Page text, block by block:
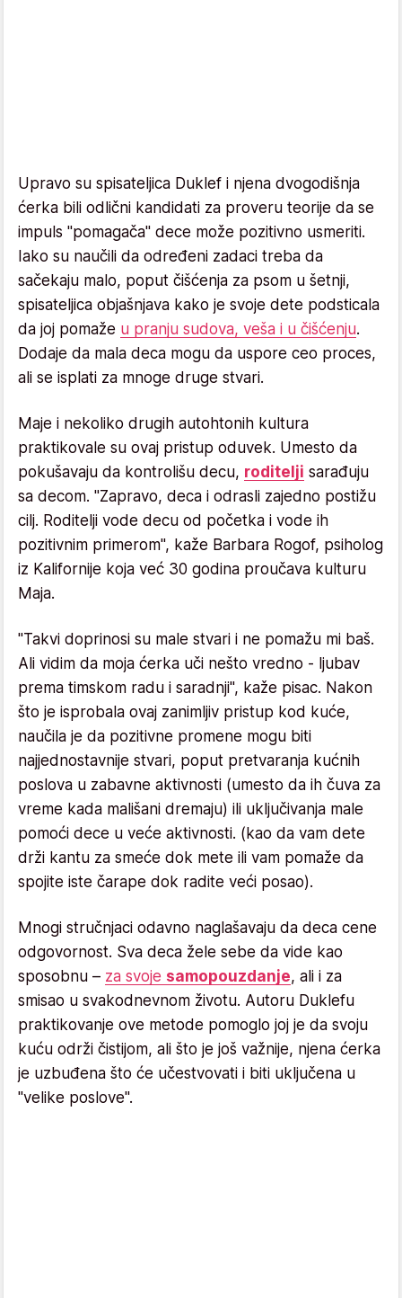
Upravo su spisateljica Duklef i njena dvogodišnja
ćerka bili odlični kandidati za proveru teorije da se
impuls "pomagača" dece može pozitivno usmeriti.
Iako su naučili da određeni zadaci treba da
sačekaju malo, poput čišćenja za psom u šetnji,
spisateljica objašnjava kako je svoje dete podsticala
da joj pomaže u pranju sudova, veša i u čišćenju.
Dodaje da mala deca mogu da uspore ceo proces,
ali se isplati za mnoge druge stvari.
Maje i nekoliko drugih autohtonih kultura
praktikovale su ovaj pristup oduvek. Umesto da
pokušavaju da kontrolišu decu, roditelji sarađuju
sa decom. "Zapravo, deca i odrasli zajedno postižu
cilj. Roditelji vode decu od početka i vode ih
pozitivnim primerom", kaže Barbara Rogof, psiholog
iz Kalifornije koja već 30 godina proučava kulturu
Maja.
"Takvi doprinosi su male stvari i ne pomažu mi baš.
Ali vidim da moja ćerka uči nešto vredno - ljubav
prema timskom radu i saradnji", kaže pisac. Nakon
što je isprobala ovaj zanimljiv pristup kod kuće,
naučila je da pozitivne promene mogu biti
najjednostavnije stvari, poput pretvaranja kućnih
poslova u zabavne aktivnosti (umesto da ih čuva za
vreme kada mališani dremaju) ili uključivanja male
pomoći dece u veće aktivnosti. (kao da vam dete
drži kantu za smeće dok mete ili vam pomaže da
spojite iste čarape dok radite veći posao).
Mnogi stručnjaci odavno naglašavaju da deca cene
odgovornost. Sva deca žele sebe da vide kao
sposobnu – za svoje samopouzdanje, ali i za
smisao u svakodnevnom životu. Autoru Duklefu
praktikovanje ove metode pomoglo joj je da svoju
kuću održi čistijom, ali što je još važnije, njena ćerka
je uzbuđena što će učestvovati i biti uključena u
"velike poslove".